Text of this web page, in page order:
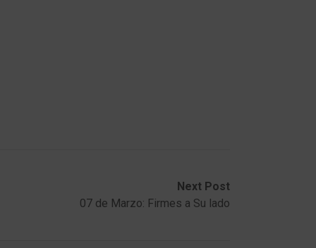
Next Post
07 de Marzo: Firmes a Su lado